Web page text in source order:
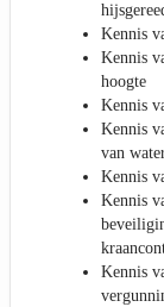
Kennis
Kennis
hoogte
Kennis
Kennis
van
Kennis
Kennis
Kennis